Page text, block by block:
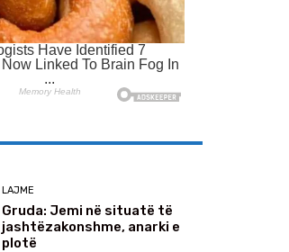
LAJME
Gruda: Jemi në situatë të
jashtëzakonshme, anarki e
plotë